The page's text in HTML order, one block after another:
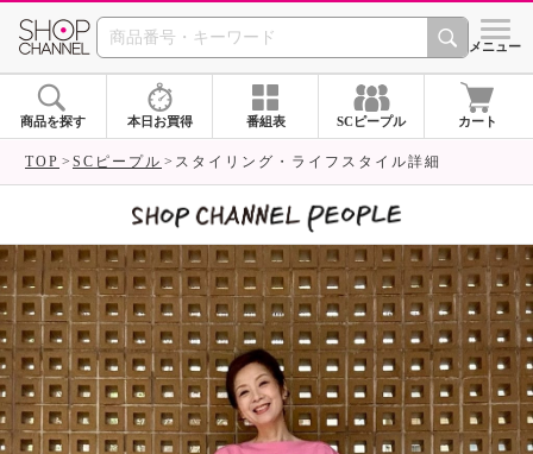
SHOP CHANNEL シメニュー
商品を探す 本日お買得 番組表 SCピープル カート
TOP SCピープル スタイリング・ライフスタイル詳細